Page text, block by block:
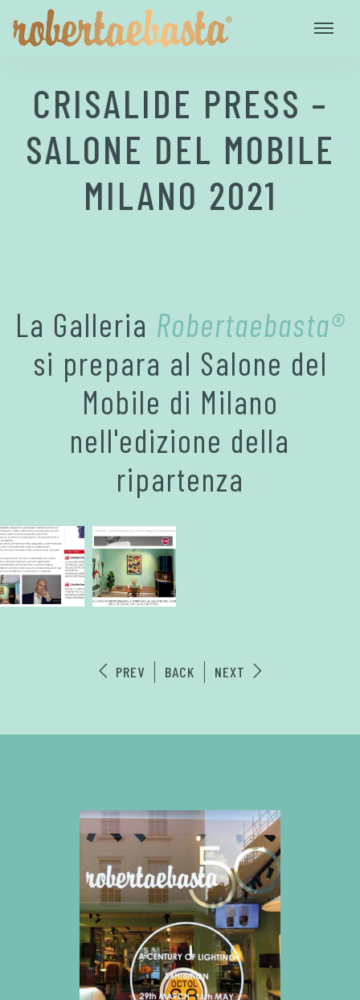
CRISALIDE PRESS –
SALONE DEL MOBILE
MILANO 2021
La Galleria Robertaebasta®
si prepara al Salone del
Mobile di Milano
nell'edizione della
ripartenza
PREV BACK NEXT